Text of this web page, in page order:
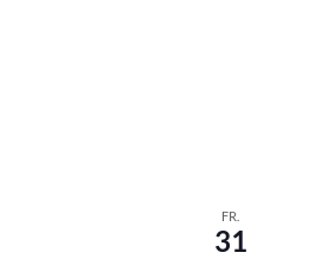
FR.
31